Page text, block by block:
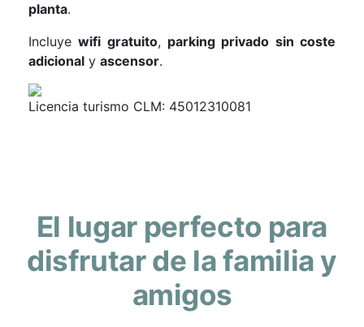
planta.
Incluyewifi gratuito, parking privado sin coste
adicional y ascensor.
Licencia turismo CLM: 45012310081
El lugar perfecto para
disfrutar de la familia y
amigos